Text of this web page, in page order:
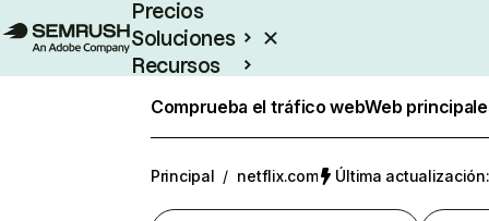
Precios
Soluciones
Recursos
Comprueba el tráfico webWeb
Principal / netflix.com Última